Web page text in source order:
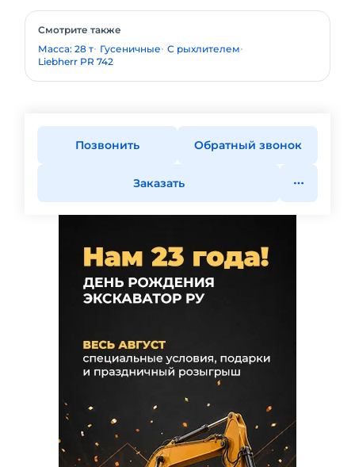
Смотрите также
Масса: 28 т Гусеничные С рыхлителем
Liebherr PR 742
Позвонить Обратный звонок
Заказать